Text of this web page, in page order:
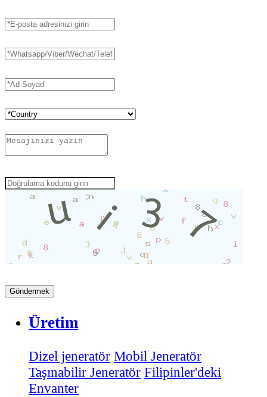
Üretim
Dizel jeneratör Mobil Jeneratör
Taşınabilir Jeneratör Filipinler'deki
Envanter